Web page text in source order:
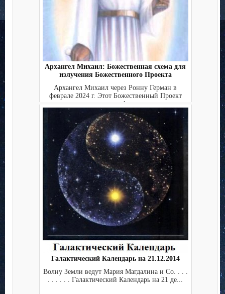
Архангел Михаил: Божественная схема для
излучения Божественного Проекта
Архангел Михаил через Ронну Герман в
феврале 2024 г. Этот Божественный Проект
является специфически...
Галактический Календарь на 21.12.2014
Волну Земли ведут Мария Магдалина и Co. . . .
. . . . . . Галактический Календарь на 21 де...